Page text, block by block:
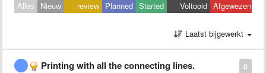
Alles Nieuw
review Planned Started Voltooid Afgewezen
Laatst bijgewerkt
0
Printing with all the connecting lines.